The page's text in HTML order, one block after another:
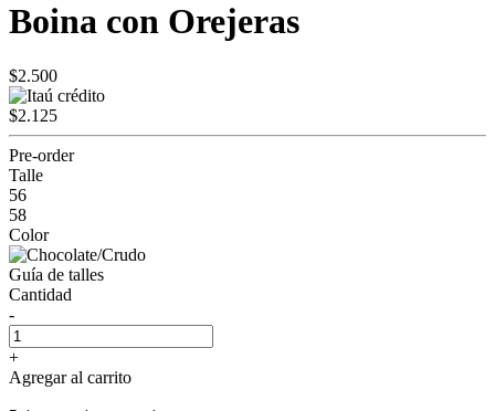
Boina con Orejeras
$2.500
$2.125
Pre-order
Talle
56
58
Color
Guía de talles
Cantidad
-
+
Agregar al carrito